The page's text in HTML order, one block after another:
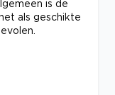
is de
als geschikte